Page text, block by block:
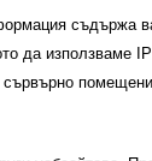
съдържа
да използваме